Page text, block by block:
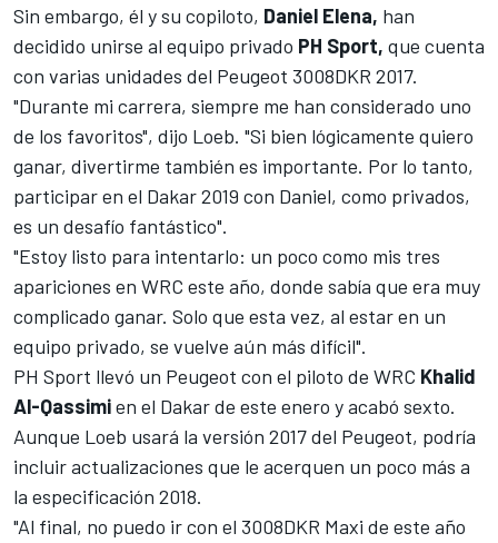
Sin embargo, él y su copiloto, Daniel Elena, han
decidido unirse al equipo privado PH Sport, que cuenta
con varias unidades del Peugeot 3008DKR 2017.
"Durante mi carrera, siempre me han considerado uno
de los favoritos", dijo Loeb. "Si bien lógicamente quiero
ganar, divertirme también es importante. Por lo tanto,
participar en el Dakar 2019 con Daniel, como privados,
es un desafío fantástico".
"Estoy listo para intentarlo: un poco como mis tres
apariciones en WRC este año, donde sabía que era muy
complicado ganar. Solo que esta vez, al estar en un
equipo privado, se vuelve aún más difícil".
PH Sport llevó un Peugeot con el piloto de WRC Khalid
Al-Qassimien el Dakar de este enero y acabó sexto.
Aunque Loeb usará la versión 2017 del Peugeot, podría
incluir actualizaciones que le acerquen un poco más a
la especificación 2018.
"Al final, no puedo ir con el 3008DKR Maxi de este año